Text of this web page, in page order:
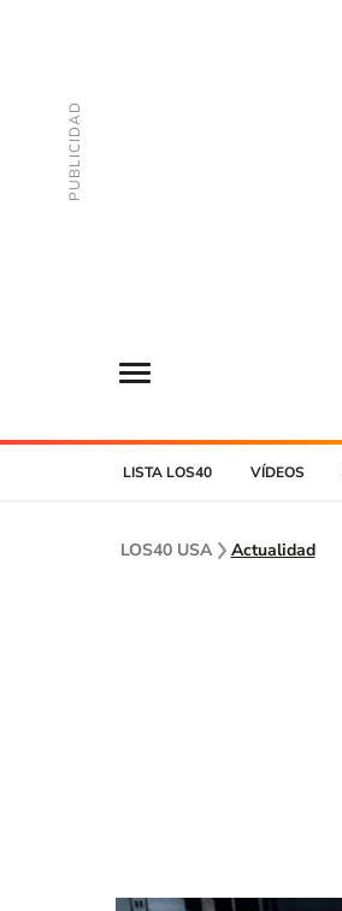
LISTA LOS40 VÍDEOS
LOS40 USA Actualidad